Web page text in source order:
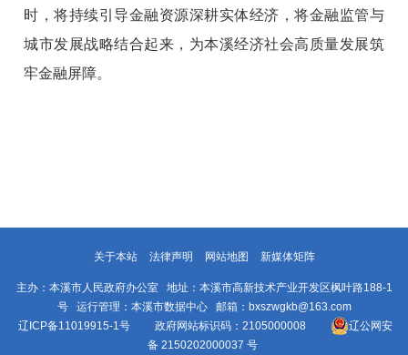
时，将持续引导金融资源深耕实体经济，将金融监管与
城市发展战略结合起来，为本溪经济社会高质量发展筑
牢金融屏障。
关于本站 法律声明 网站地图 新媒体矩阵
主办：本溪市人民政府办公室 地址：本溪市高新技术产业开发区枫叶路188-1
号 运行管理：本溪市数据中心 邮箱：bxszwgkb@163.com
辽ICP备11019915-1号 政府网站标识码：2105000008
辽公网安
备 2150202000037 号